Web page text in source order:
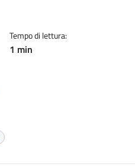
Tempo di lettura:
1 min